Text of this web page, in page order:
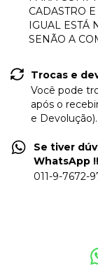
CADASTRO
IGUAL ESTÁ
SENÃO A
Trocas e
Você pode
após o
e Devolução).
Se tiver
WhatsApp
011-9-7672-